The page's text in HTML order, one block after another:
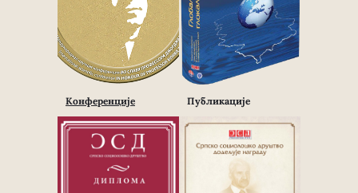
Конференције Публикације